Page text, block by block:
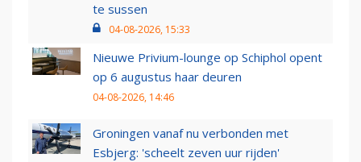
te sussen
04-08-2026, 15:33
Nieuwe Privium-lounge op Schiphol opent
op 6 augustus haar deuren
04-08-2026, 14:46
Groningen vanaf nu verbonden met
Esbjerg: 'scheelt zeven uur rijden'